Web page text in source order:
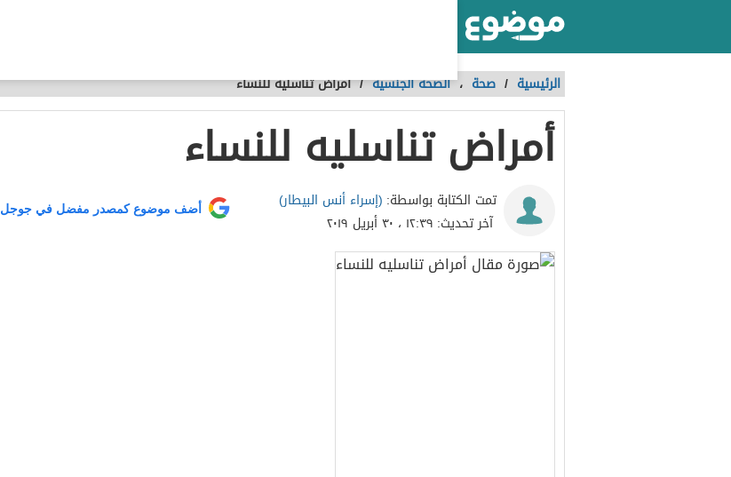
الرئيسية / صحة ،الصحة الجنسية /أمراض تناسليه للنساء
أمراض تناسليه للنساء
تمت الكتابة بواسطة: (إسراء أنس البيطار)
آخر تحديث: ١٢:٣٩ ، ٣٠ أبريل ٢٠١٩
أضف موضوع كمصدر مفضل في جوجل